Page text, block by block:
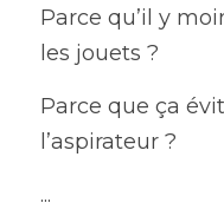
Parce qu’il y
les jouets ?
Parce que ça
l’aspirateur ?
...